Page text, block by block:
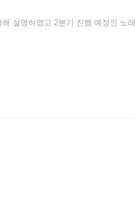
설명하였고 2분기 진행 예정인 노래